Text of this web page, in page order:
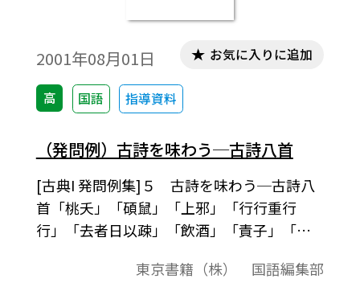
2001年08月01日
高 国語 指導資料
お気に入りに追加
（発問例）古詩を味わう─古詩八首
[古典I 発問例集]５ 古詩を味わう─古詩八
首「桃夭」「碩鼠」「上邪」「行行重行
行」「去者日以疎」「飲酒」「責子」「敕
業の中での発問の例として、またテスト問
東京書籍（株） 国語編集部